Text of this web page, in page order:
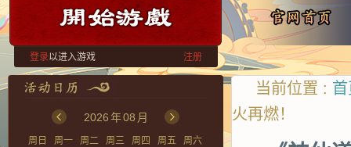
登录以进入游戏 注册
2026年08 月
周日 周一 周二 周三 周四 周五
周六
当前位置 :
火再燃！